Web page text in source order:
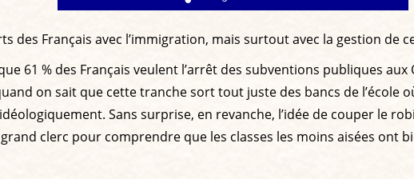
des Français avec l’immigration, mais surtout avec la gestion de
61 % des Français veulent l’arrêt des subventions publiques
on sait que cette tranche sort tout juste des bancs de
Sans surprise, en revanche, l’idée de couper le
grand clerc pour comprendre que les classes les moins aisées